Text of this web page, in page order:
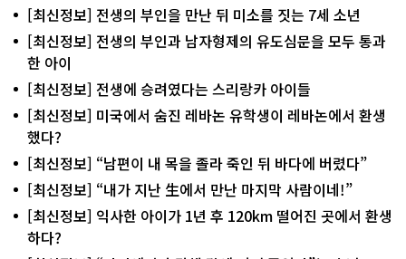
[최신정보] 전생의 부인을 만난 뒤 미소를 짓는 7세 소년
[최신정보] 전생의 부인과 남자형제의 유도심문을 모두 통과
한 아이
[최신정보] 전생에 승려였다는 스리랑카 아이들
[최신정보] 미국에서 숨진 레바논 유학생이 레바논에서 환생
했다?
[최신정보] “남편이 내 목을 졸라 죽인 뒤 바다에 버렸다”
[최신정보] “내가 지난 生에서 만난 마지막 사람이네!”
[최신정보] 익사한 아이가 1년 후 120km 떨어진 곳에서 환생
하다?